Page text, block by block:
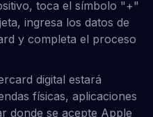
toca el símbolo "+"
ingresa los datos de
y completa el proceso
digital estará
físicas, aplicaciones
donde se acepte Apple